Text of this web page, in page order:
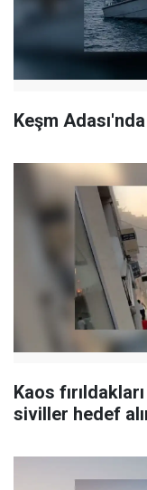
Keşm
Kaos
siviller hedef